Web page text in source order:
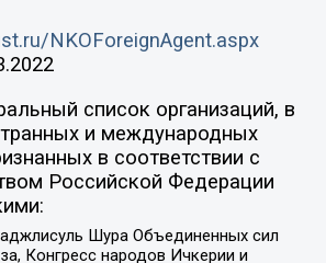
NKOForeignAgent.aspx
список организаций, в
и международных
в соответствии с
Российской Федерации
Шура Объединенных сил
Конгресс народов Ичкерии и